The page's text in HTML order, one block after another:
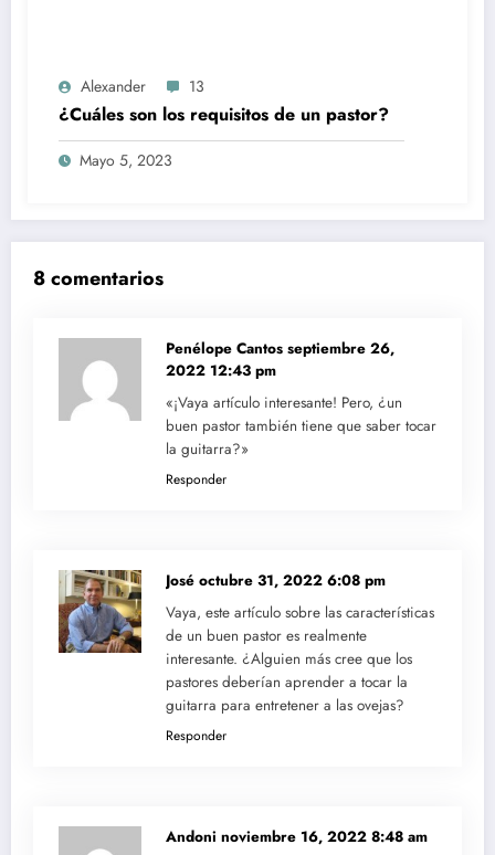
Alexander 13
¿Cuáles son los requisitos de un pastor?
Mayo 5, 2023
8 comentarios
Penélope Cantos septiembre 26,
2022 12:43 pm
«¡Vaya artículo interesante! Pero, ¿un
buen pastor también tiene que saber tocar
la guitarra?»
Responder
José octubre 31, 2022 6:08 pm
Vaya, este artículo sobre las características
de un buen pastor es realmente
interesante. ¿Alguien más cree que los
pastores deberían aprender a tocar la
guitarra para entretener a las ovejas?
Responder
Andoni noviembre 16, 2022 8:48 am